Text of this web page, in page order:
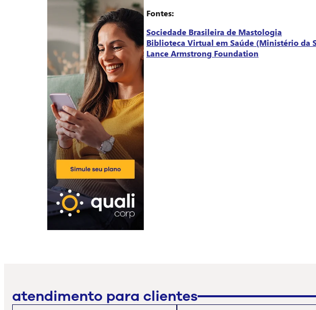
Fontes:
Sociedade Brasileira de Mastologia
Biblioteca Virtual em Saúde (Ministério da
Lance Armstrong Foundation
atendimento para clientes